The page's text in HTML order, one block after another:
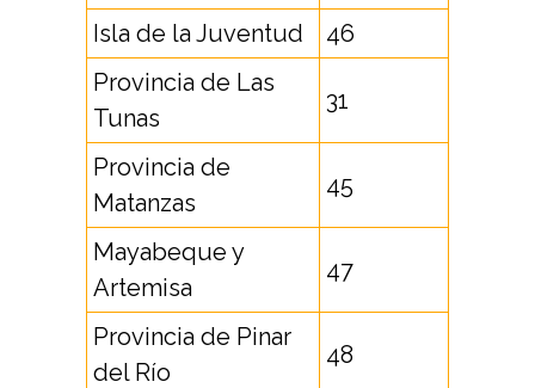
Isla de la Juventud
46
Provincia de Las
Tunas
31
Provincia de
Matanzas
45
Mayabeque y
Artemisa
47
Provincia de Pinar
del Río
48